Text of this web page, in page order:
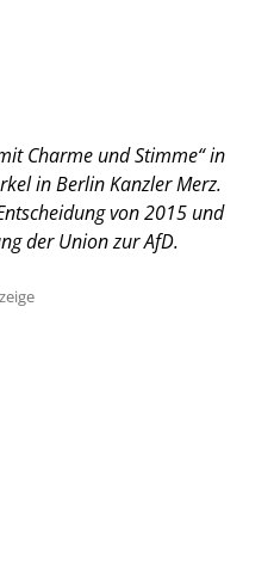
Charme und Stimme“ in
in Berlin Kanzler Merz.
von 2015 und
der Union zur AfD.